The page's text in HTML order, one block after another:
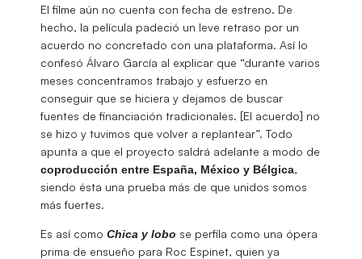
El filme aún no cuenta con fecha de estreno. De
hecho, la película padeció un leve retraso por un
acuerdo no concretado con una plataforma. Así lo
confesó Álvaro García al explicar que “durante varios
meses concentramos trabajo y esfuerzo en
conseguir que se hiciera y dejamos de buscar
fuentes de financiación tradicionales. [El acuerdo] no
se hizo y tuvimos que volver a replantear”. Todo
apunta a que el proyecto saldrá adelante a modo de
coproducción entre España, México y Bélgica,
siendo ésta una prueba más de que unidos somos
más fuertes.
Es así como Chica y lobo se perfila como una ópera
prima de ensueño para Roc Espinet, quien ya